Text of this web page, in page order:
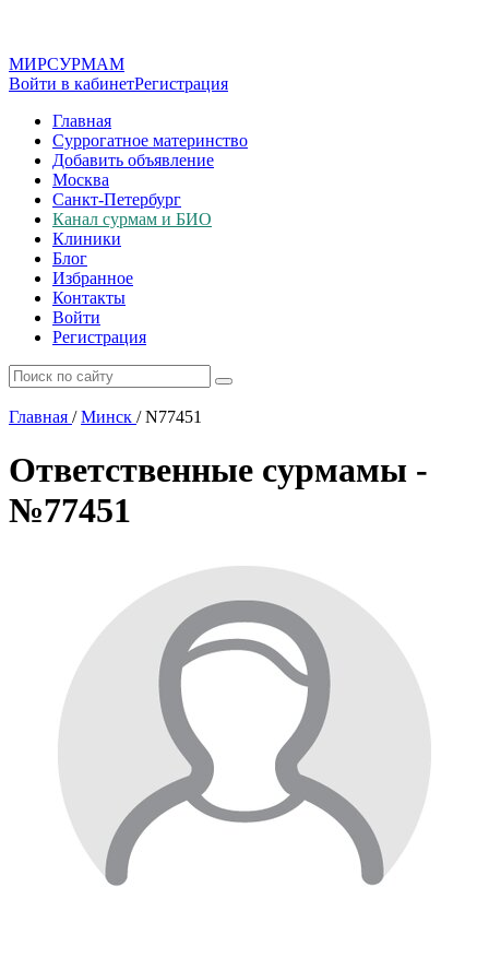
МИРСУРМАМ
Войти в кабинетРегистрация
Главная
Суррогатное материнство
Добавить объявление
Москва
Санкт-Петербург
Канал сурмам и БИО
Клиники
Блог
Избранное
Контакты
Войти
Регистрация
Главная / Минск /N77451
Ответственные сурмамы -
№77451